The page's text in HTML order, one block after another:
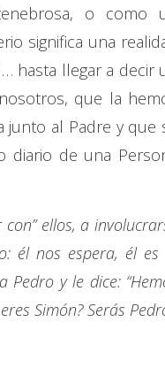
o como
significa una
hasta llegar a decir
que la
junto al Padre y que
diario de una
ellos, a
él nos espera, él es
y le dice:
Simón? Serás